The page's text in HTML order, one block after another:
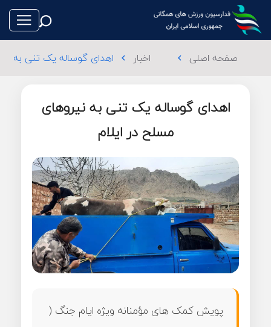
صفحه اصلی chevron_left اخبار chevron_left اهدای گوساله یک تنی به
اهدای گوساله یک تنی به نیروهای
مسلح در ایلام
پویش کمک های مؤمنانه ویژه ایام جنگ (
فوتبال
والیبال
تکواندو